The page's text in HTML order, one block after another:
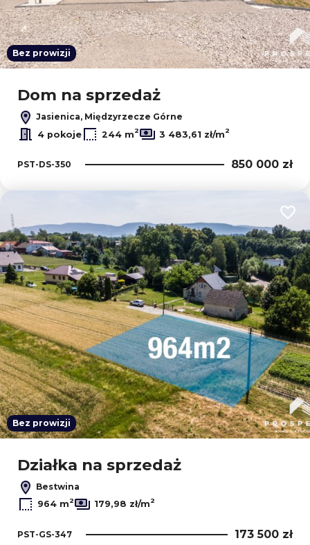
Bez prowizji
Dom na sprzedaż
Jasienica, Międzyrzecze Górne
4 pokoje
244 m2 3 483,61 zł/m2
PST-DS-350 850 000 zł
Bez prowizji
Działka na sprzedaż
Bestwina
964 m2 179,98 zł/m2
PST-GS-347 173 500 zł